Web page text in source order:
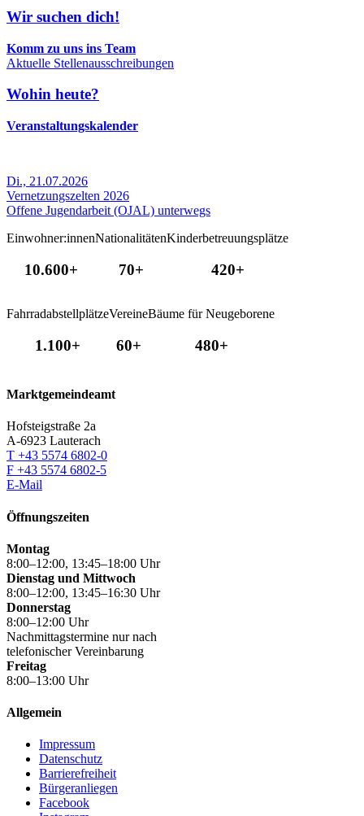
Wir suchen dich!
Komm zu uns ins Team
Aktuelle Stellenausschreibungen
Wohin heute?
Veranstaltungskalender
Di., 21.07.2026
Vernetzungszelten 2026
Offene Jugendarbeit (OJAL) unterwegs
Einwohner:innen
10.600+
Nationalitäten
70+
Kinderbetreuungsplätze
420+
Fahrradabstellplätze
1.100+
Vereine
60+
Bäume für Neugeborene
480+
Marktgemeindeamt
Hofsteigstraße 2a
A-6923 Lauterach
T +43 5574 6802-0
F +43 5574 6802-5
E-Mail
Öffnungszeiten
Montag
8:00–12:00, 13:45–18:00 Uhr
Dienstag und Mittwoch
8:00–12:00, 13:45–16:30 Uhr
Donnerstag
8:00–12:00 Uhr
Nachmittagstermine nur nach
telefonischer Vereinbarung
Freitag
8:00–13:00 Uhr
Allgemein
Impressum
Datenschutz
Barrierefreiheit
Bürgeranliegen
Facebook